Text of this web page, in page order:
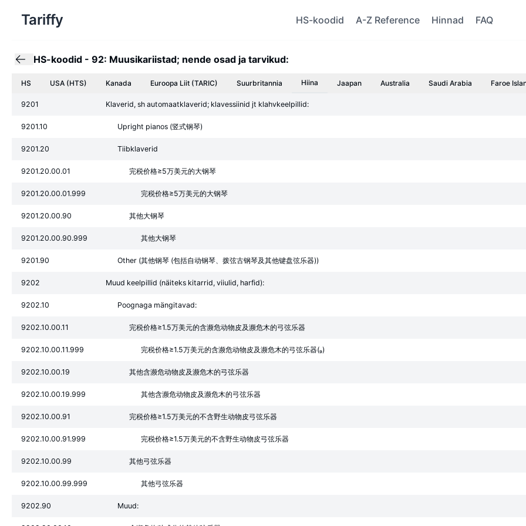
Tariffy HS-koodid A-Z Reference Hinnad FAQ
HS-koodid - 92: Muusikariistad; nende osad ja tarvikud:
HS USA (HTS) Kanada Euroopa Liit (TARIC) Suurbritannia Hiina Jaapan Australia Saudi Arabia Faroe
9201 Klaverid, sh automaatklaverid; klavessiinid jt klahvkeelpillid:
9201.10 Upright pianos (竖式钢琴)
9201.20 Tiibklaverid
9201.20.00.01 完税价格≥5万美元的大钢琴
9201.20.00.01.999 完税价格≥5万美元的大钢琴
9201.20.00.90 其他大钢琴
9201.20.00.90.999 其他大钢琴
9201.90 Other (其他钢琴 (包括自动钢琴、拨弦古钢琴及其他键盘弦乐器))
9202 Muud keelpillid (näiteks kitarrid, viiulid, harfid):
9202.10 Poognaga mängitavad:
9202.10.00.11 完税价格≥1.5万美元的含濒危动物皮及濒危木的弓弦乐器
9202.10.00.11.999 完税价格≥1.5万美元的含濒危动物皮及濒危木的弓弦乐器()
9202.10.00.19 其他含濒危动物皮及濒危木的弓弦乐器
9202.10.00.19.999 其他含濒危动物皮及濒危木的弓弦乐器
9202.10.00.91 完税价格≥1.5万美元的不含野生动物皮弓弦乐器
9202.10.00.91.999 完税价格≥1.5万美元的不含野生动物皮弓弦乐器
9202.10.00.99 其他弓弦乐器
9202.10.00.99.999 其他弓弦乐器
9202.90 Muud: